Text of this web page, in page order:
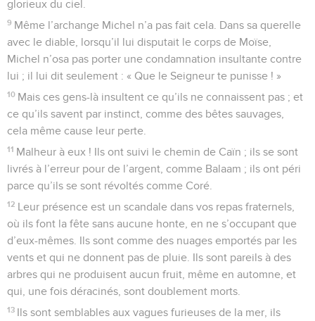
glorieux du ciel.
9 Même l’archange Michel n’a pas fait cela. Dans sa querelle
avec le diable, lorsqu’il lui disputait le corps de Moïse,
Michel n’osa pas porter une condamnation insultante contre
lui ; il lui dit seulement : « Que le Seigneur te punisse ! »
10 Mais ces gens-là insultent ce qu’ils ne connaissent pas ; et
ce qu’ils savent par instinct, comme des bêtes sauvages,
cela même cause leur perte.
11 Malheur à eux ! Ils ont suivi le chemin de Caïn ; ils se sont
livrés à l’erreur pour de l’argent, comme Balaam ; ils ont péri
parce qu’ils se sont révoltés comme Coré.
12 Leur présence est un scandale dans vos repas fraternels,
où ils font la fête sans aucune honte, en ne s’occupant que
d’eux-mêmes. Ils sont comme des nuages emportés par les
vents et qui ne donnent pas de pluie. Ils sont pareils à des
arbres qui ne produisent aucun fruit, même en automne, et
qui, une fois déracinés, sont doublement morts.
13 Ils sont semblables aux vagues furieuses de la mer, ils